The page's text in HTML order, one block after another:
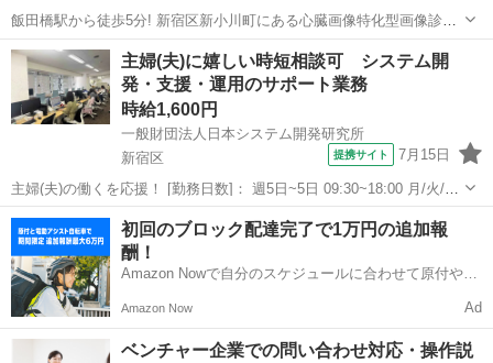
飯田橋駅から徒歩5分! 新宿区新小川町にある心臓画像特化型画像診断
クリニックで、受付事務の医療事務スタッフ募集です。 受付、会計、
来院時のご案内、検査予約の調整や管理、電子カルテなど各種データ
入力、医師や看護師など医療スタ...
東京 新宿区 データ入力
主婦(夫)に嬉しい時短相談可 システム開
発・支援・運用のサポート業務
時給1,600円
一般財団法人日本システム開発研究所
新宿区
提携サイト 7月15日
主婦(夫)の働くを応援！ [勤務日数]： 週5日~5日 09:30~18:00 月/火/水/
木/金 [勤務地・最寄駅]： 東京都新宿区新宿１丁目８番１号 大橋御苑
駅ビル２階 一般財団法人日本システム開発研究所 新宿御苑前...
東京 新宿区 エンジニア
初回のブロック配達完了で1万円の追加報
酬！
Amazon Nowで自分のスケジュールに合わせて原付や電
Amazon Now Ad
ベンチャー企業での問い合わせ対応・操作説